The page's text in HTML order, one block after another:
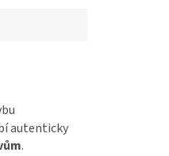
autenticky
.